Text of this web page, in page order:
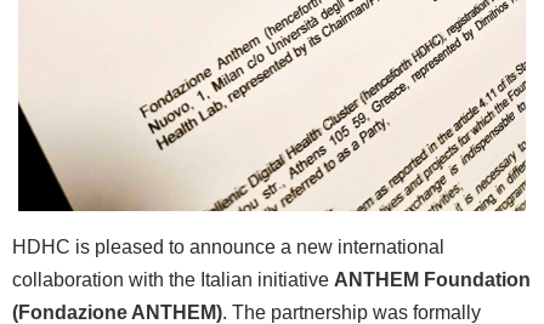
HDHC is pleased to announce a new international
collaboration with the Italian initiative ANTHEM Foundation
(Fondazione ANTHEM). The partnership was formally